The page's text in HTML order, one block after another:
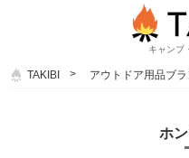
キャンプ
TAKIBI アウトドア用品ブラ
ホ